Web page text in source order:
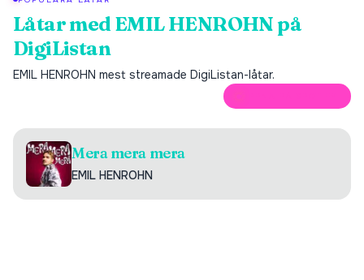
Låtar medEMIL HENROHN på
DigiListan
EMIL HENROHN mest streamade DigiListan-låtar.
Mera mera mera
EMIL HENROHN